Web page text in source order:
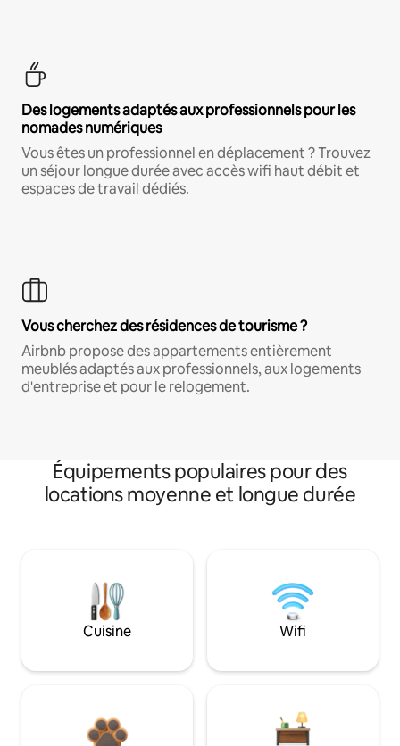
Des logements adaptés aux professionnels pour les
nomades numériques
Vous êtes un professionnel en déplacement ? Trouvez
un séjour longue durée avec accès wifi haut débit et
espaces de travail dédiés.
Vous cherchez des résidences de tourisme ?
Airbnb propose des appartements entièrement
meublés adaptés aux professionnels, aux logements
d'entreprise et pour le relogement.
Équipements populaires pour des
locations moyenne et longue durée
Cuisine Wifi